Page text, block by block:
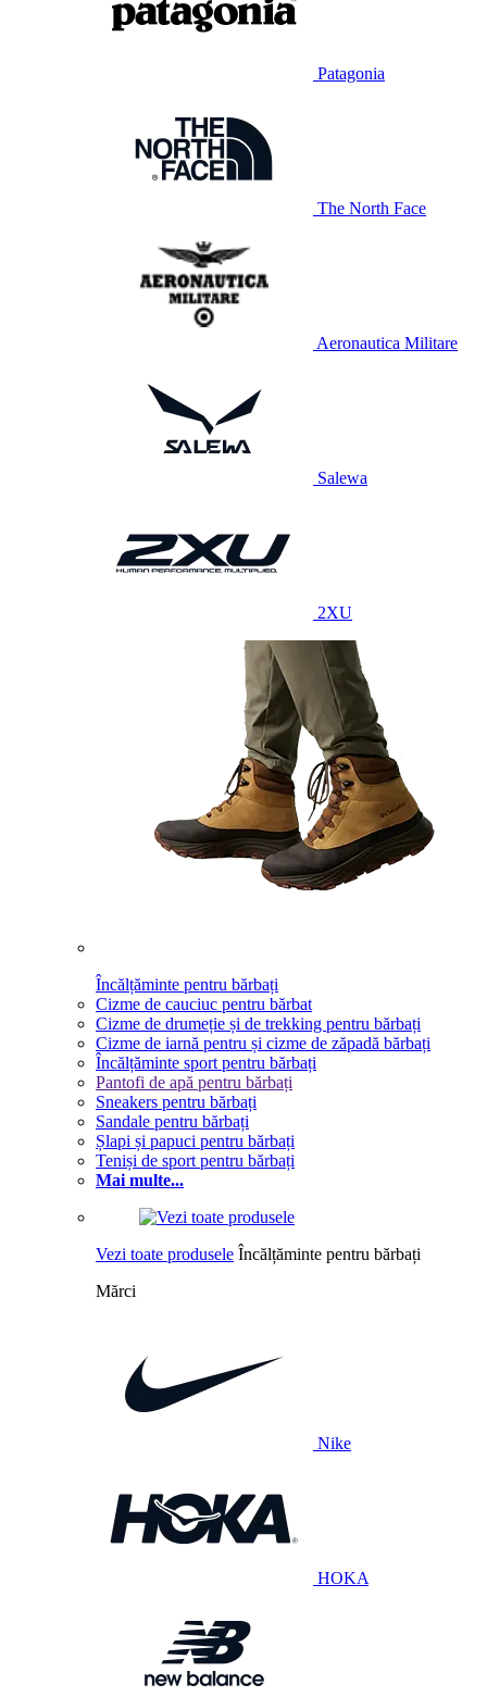
Patagonia
The North Face
Aeronautica Militare
Salewa
2XU
Încălțăminte pentru bărbați
Cizme de cauciuc pentru bărbat
Cizme de drumeție și de trekking pentru bărbați
Cizme de iarnă pentru și cizme de zăpadă bărbați
Încălțăminte sport pentru bărbați
Pantofi de apă pentru bărbați
Sneakers pentru bărbați
Sandale pentru bărbați
Șlapi și papuci pentru bărbați
Teniși de sport pentru bărbați
Mai multe...
Vezi toate produsele Încălțăminte pentru bărbați
Mărci
Nike
HOKA